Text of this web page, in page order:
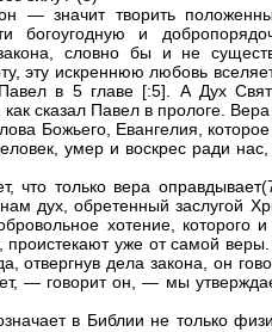
— значит творить
богоугодную и
словно бы и не
эту искреннюю любовь
в 5 главе [:5]. А Дух
сказал Павел в прологе.
Божьего, Евангелия,
умер и воскрес ради
что только вера
дух, обретенный заслугой
хотение, которого
проистекают уже от самой
отвергнув дела закона, он
— говорит он, — мы
в Библии не только